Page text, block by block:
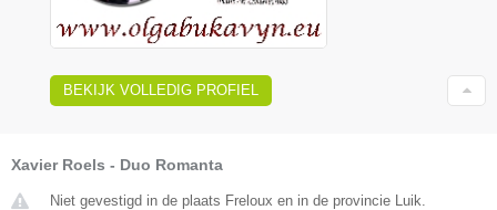
BEKIJK VOLLEDIG PROFIEL
Xavier Roels - Duo Romanta
Niet gevestigd in de plaats Freloux en in de provincie Luik.